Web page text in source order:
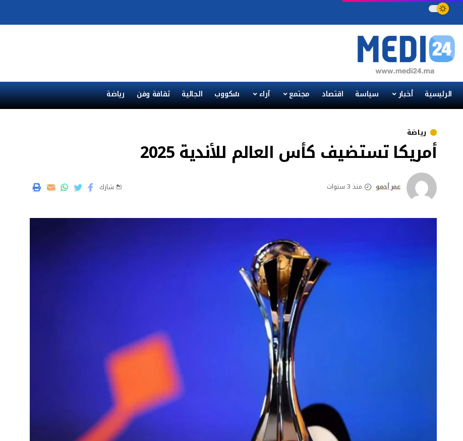
الرئيسية أخبار سياسة اقتصاد مجتمع آراء سْكووب الجالية ثقافة وفن رياضة
رياضة
أمريكا تستضيف كأس العالم للأندية 2025
عمر أحمو منذ 3 سنوات شارك